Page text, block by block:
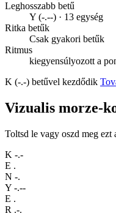
Leghosszabb betű
Y (-.--) · 13 egység
Ritka betűk
Csak gyakori betűk
Ritmus
kiegyensúlyozott a
K (-.-) betűvel kezdődik
Vizualis morze-
Toltsd le vagy oszd meg ezt
K -.-
E .
N -.
Y -.--
E .
R .-.